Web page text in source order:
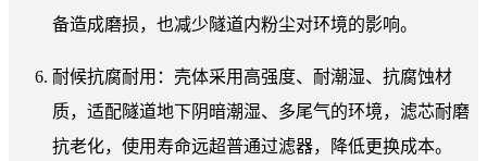
备造成磨损，也减少隧道内粉尘对环境的影响。
耐候抗腐耐用：壳体采用高强度、耐潮湿、抗腐蚀材
质，适配隧道地下阴暗潮湿、多尾气的环境，滤芯耐磨
抗老化，使用寿命远超普通过滤器，降低更换成本。